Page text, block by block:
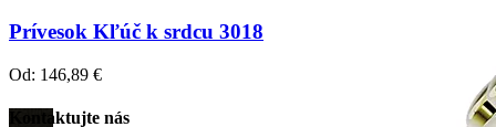
Prívesok Kľúč k srdcu 3018
Od: 146,89 €
Kontaktujte nás